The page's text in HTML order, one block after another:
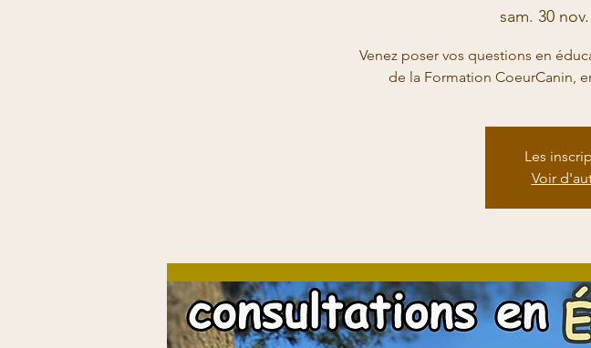
sam. 30 nov.
Venez poser vos questions en
de la Formation CoeurCanin,
Les
Voir